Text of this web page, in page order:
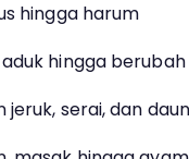
hingga harum
hingga
jeruk, serai, dan